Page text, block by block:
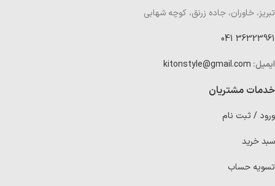
تبریز، خاوران، جاده زرنق، کوچه شهابی
36323961 041
ایمیل: kitonstyle@gmail.com
خدمات مشتریان
ورود / ثبت نام
سبد خرید
تسویه حساب